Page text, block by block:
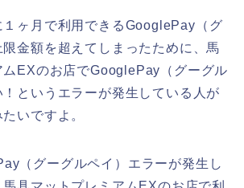
１ヶ月で利用できるGooglePay（グ
金額を超えてしまったために、馬
EXのお店でGooglePay（グーグル
というエラーが発生している人が
いですよ。
（グーグルペイ）エラーが発生し